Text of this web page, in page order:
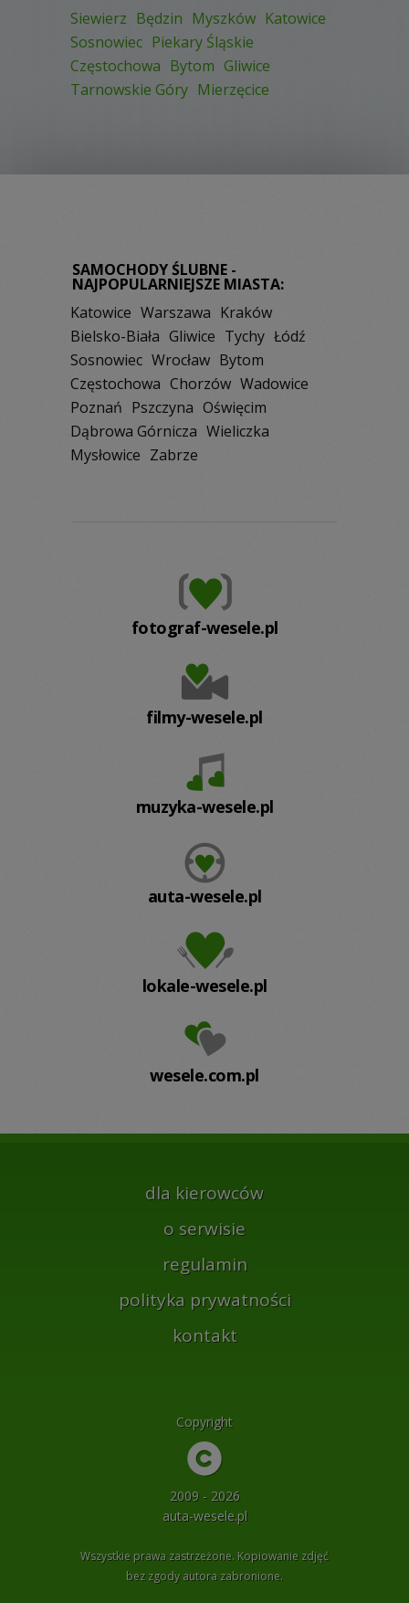
Siewierz Będzin Myszków Katowice
Sosnowiec Piekary Śląskie
Częstochowa Bytom Gliwice
Tarnowskie Góry Mierzęcice
SAMOCHODY ŚLUBNE -
NAJPOPULARNIEJSZE MIASTA:
Katowice Warszawa Kraków
Bielsko-Biała Gliwice Tychy Łódź
Sosnowiec Wrocław Bytom
Częstochowa Chorzów Wadowice
Poznań Pszczyna Oświęcim
Dąbrowa Górnicza Wieliczka
Mysłowice Zabrze
fotograf-wesele.pl
filmy-wesele.pl
muzyka-wesele.pl
auta-wesele.pl
lokale-wesele.pl
wesele.com.pl
dla kierowców
o serwisie
regulamin
polityka prywatności
kontakt
Copyright
2009 - 2026
auta-wesele.pl
Wszystkie prawa zastrzeżone. Kopiowanie zdjęć
bez zgody autora zabronione.